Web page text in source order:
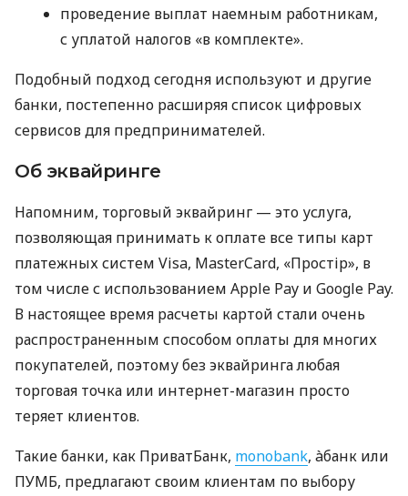
проведение выплат наемным работникам,
с уплатой налогов «в комплекте».
Подобный подход сегодня используют и другие
банки, постепенно расширяя список цифровых
сервисов для предпринимателей.
Об эквайринге
Напомним, торговый эквайринг — это услуга,
позволяющая принимать к оплате все типы карт
платежных систем Visa, MasterCard, «Простір», в
том числе с использованием Apple Pay и Google Pay.
В настоящее время расчеты картой стали очень
распространенным способом оплаты для многих
покупателей, поэтому без эквайринга любая
торговая точка или интернет-магазин просто
теряет клиентов.
Такие банки, как ПриватБанк, monobank, àбанк или
ПУМБ, предлагают своим клиентам по выбору